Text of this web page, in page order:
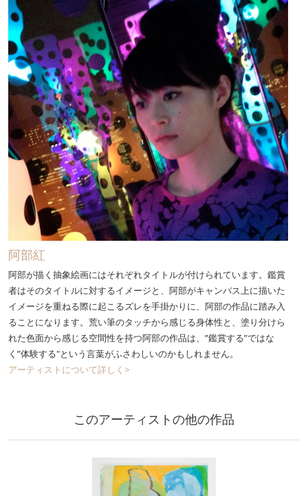
阿部紅
阿部が描く抽象絵画にはそれぞれタイトルが付けられています。鑑賞
者はそのタイトルに対するイメージと、阿部がキャンバス上に描いた
イメージを重ねる際に起こるズレを手掛かりに、阿部の作品に踏み入
ることになります。荒い筆のタッチから感じる身体性と、塗り分けら
れた色面から感じる空間性を持つ阿部の作品は、”鑑賞する”ではな
く”体験する"という言葉がふさわしいのかもしれません。
アーティストについて詳しく>
このアーティストの他の作品